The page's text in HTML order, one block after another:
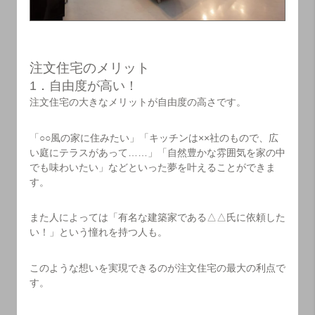
注文住宅のメリット
1．自由度が高い！
注文住宅の大きなメリットが自由度の高さです。
「○○風の家に住みたい」「キッチンは××社のもので、広
い庭にテラスがあって……」「自然豊かな雰囲気を家の中
でも味わいたい」などといった夢を叶えることができま
す。
また人によっては「有名な建築家である△△氏に依頼した
い！」という憧れを持つ人も。
このような想いを実現できるのが注文住宅の最大の利点で
す。